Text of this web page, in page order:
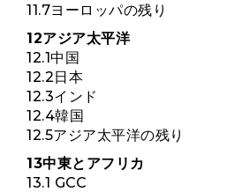
11.7ヨーロッパの残り
12アジア太平洋
12.1中国
12.2日本
12.3インド
12.4韓国
12.5アジア太平洋の残り
13中東とアフリカ
13.1 GCC